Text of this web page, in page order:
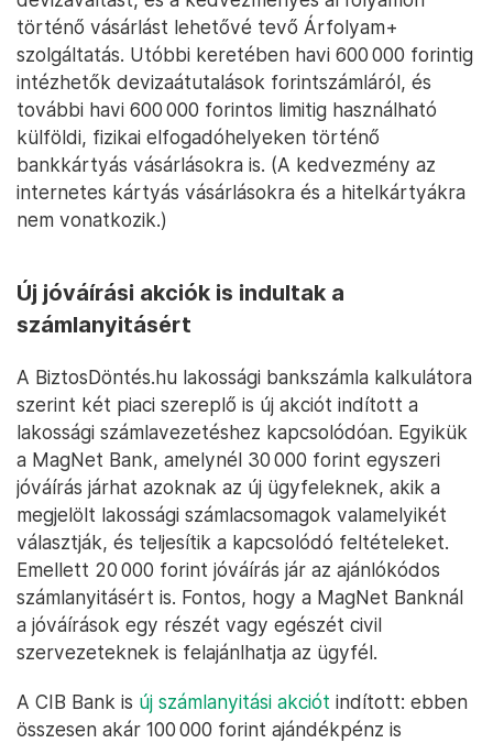
történő vásárlást lehetővé tevő Árfolyam+
szolgáltatás. Utóbbi keretében havi 600 000 forintig
intézhetők devizaátutalások forintszámláról, és
további havi 600 000 forintos limitig használható
külföldi, fizikai elfogadóhelyeken történő
bankkártyás vásárlásokra is. (A kedvezmény az
internetes kártyás vásárlásokra és a hitelkártyákra
nem vonatkozik.)
Új jóváírási akciók is indultak a
számlanyitásért
A BiztosDöntés.hu lakossági bankszámla kalkulátora
szerint két piaci szereplő is új akciót indított a
lakossági számlavezetéshez kapcsolódóan. Egyikük
a MagNet Bank, amelynél 30 000 forint egyszeri
jóváírás járhat azoknak az új ügyfeleknek, akik a
megjelölt lakossági számlacsomagok valamelyikét
választják, és teljesítik a kapcsolódó feltételeket.
Emellett 20 000 forint jóváírás jár az ajánlókódos
számlanyitásért is. Fontos, hogy a MagNet Banknál
a jóváírások egy részét vagy egészét civil
szervezeteknek is felajánlhatja az ügyfél.
A CIB Bank is új számlanyitási akciót indított: ebben
összesen akár 100 000 forint ajándékpénz is